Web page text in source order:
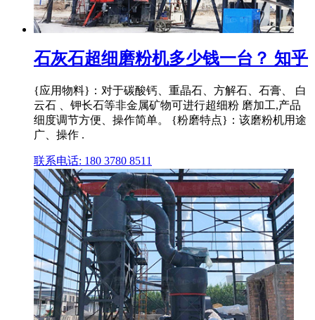
石灰石超细磨粉机多少钱一台？ 知乎
{应用物料}：对于碳酸钙、重晶石、方解石、石膏、 白
云石 、钾长石等非金属矿物可进行超细粉 磨加工,产品
细度调节方便、操作简单。 {粉磨特点}：该磨粉机用途
广、操作 .
联系电话: 180 3780 8511